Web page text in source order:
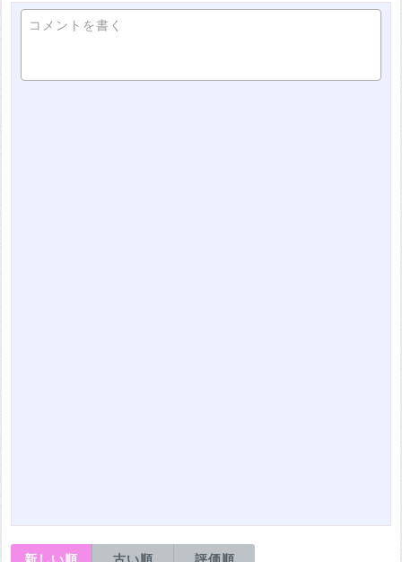
コメントを書く
新しい順 古い順 評価順